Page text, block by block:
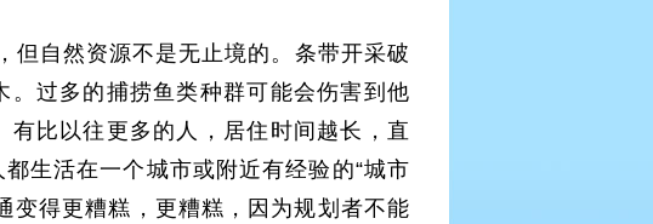
但自然资源不是无止境的。条带开采破
过多的捕捞鱼类种群可能会伤害到他
比以往更多的人，居住时间越长，直
生活在一个城市或附近有经验的“城市
变得更糟糕，更糟糕，因为规划者不能